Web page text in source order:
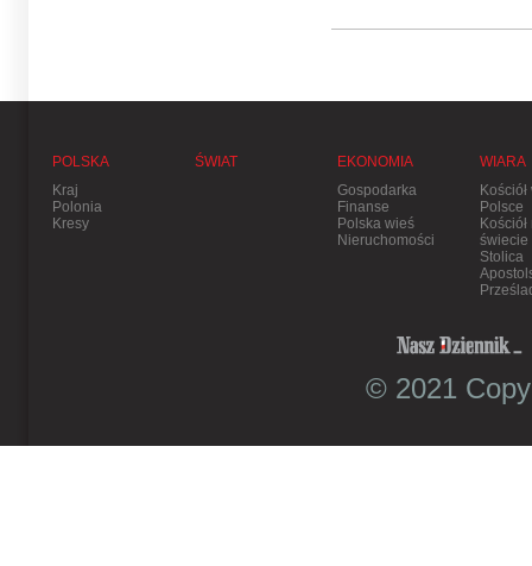
POLSKA
Kraj
Polonia
Kresy
ŚWIAT
EKONOMIA
Gospodarka
Finanse
Polska wieś
Nieruchomości
WIARA
Kościół
Polsce
Kościół
świecie
Stolica
© 2021